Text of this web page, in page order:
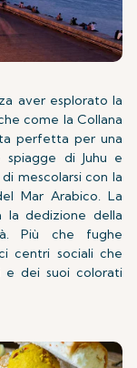
aver esplorato la
come la Collana
perfetta per una
di Juhu e
mescolarsi con la
Mar Arabico. La
la dedizione della
Più che fughe
centri sociali che
e dei suoi colorati